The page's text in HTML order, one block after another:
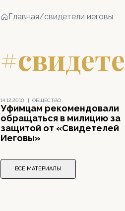
Главная/свидетели иеговы
14.12.2010 | ОБЩЕСТВО
Уфимцам рекомендовали
обращаться в милицию за
защитой от «Свидетелей
Иеговы»
ВСЕ МАТЕРИАЛЫ